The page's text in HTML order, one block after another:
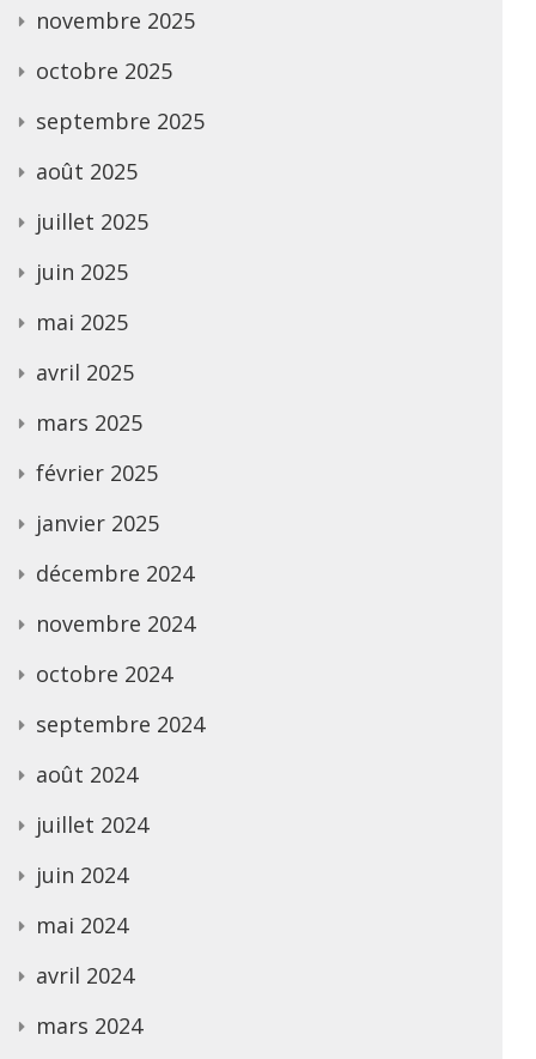
novembre 2025
octobre 2025
septembre 2025
août 2025
juillet 2025
juin 2025
mai 2025
avril 2025
mars 2025
février 2025
janvier 2025
décembre 2024
novembre 2024
octobre 2024
septembre 2024
août 2024
juillet 2024
juin 2024
mai 2024
avril 2024
mars 2024